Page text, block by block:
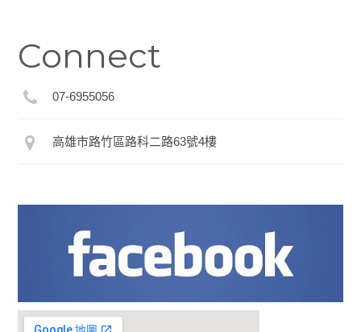
Connect
07-6955056
高雄市路竹區路科二路63號4樓